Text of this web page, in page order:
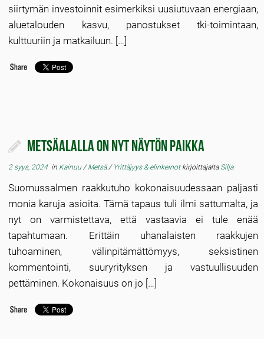
siirtymän investoinnit esimerkiksi uusiutuvaan energiaan,
aluetalouden kasvu, panostukset tki-toimintaan,
kulttuuriin ja matkailuun. […]
Metsäalalla on nyt näytön paikka
2 syys, 2024in Kainuu/Metsä/ Yrittäjyys & elinkeinot kirjoittajalta Silja
Suomussalmen raakkutuho kokonaisuudessaan paljasti
monia karuja asioita. Tämä tapaus tuli ilmi sattumalta, ja
nyt on varmistettava, että vastaavia ei tule enää
tapahtumaan. Erittäin uhanalaisten raakkujen
tuhoaminen, välinpitämättömyys, seksistinen
kommentointi, suuryrityksen ja vastuullisuuden
pettäminen. Kokonaisuus on jo […]